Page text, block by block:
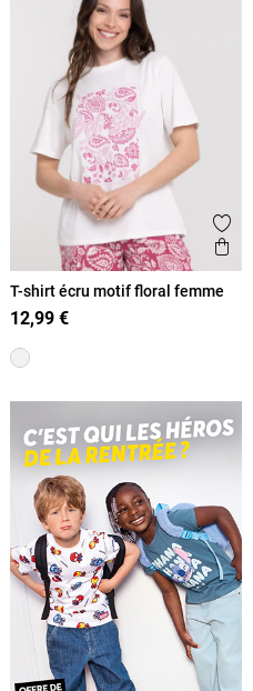
aux favoris
rapide
T-shirt écru motif floral femme
12,99 €
aux favoris